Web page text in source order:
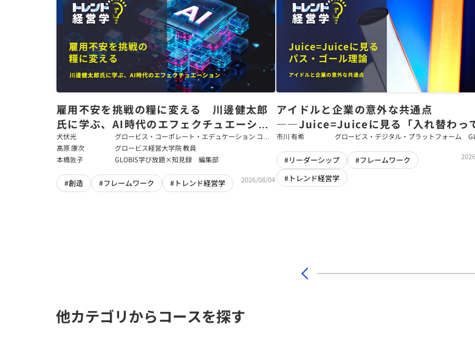
雇用不安を挑戦の糧に変える 川邊健太郎
氏に学ぶ、AI時代のエフェクチュエーショ
ン
犬伏光
グロービス・コーポレート・エデュケーション コー
ポレート・ソリューション・チーム コンサルタント
髙原 康次
グロービス経営大学院 教員
本橋敦子
GLOBIS学び放題×知見録 編集部
#創造 #フレームワーク #トレンド経営学 2026/08/04
アイドルと企業の意外な共通点
――Juice=Juiceに見る「入れ替わっ
強いチーム」をつくるパス・ゴール理
市川 有希
グロービス・デジタル・プラットフォーム
#リーダーシップ
#フレームワーク
#トレンド経営学
他カテゴリからコースを探す